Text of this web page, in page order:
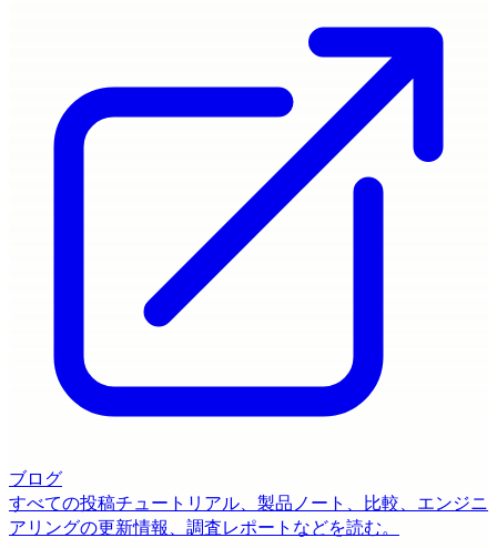
ブログ
すべての投稿チュートリアル、製品ノート、比較、エンジニ
アリングの更新情報、調査レポートなどを読む。